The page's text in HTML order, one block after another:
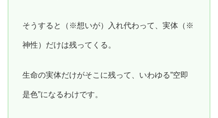
そうすると（※想いが）入れ代わって、実体（※
神性）だけは残ってくる。
生命の実体だけがそこに残って、いわゆる”空即
是色”になるわけです。